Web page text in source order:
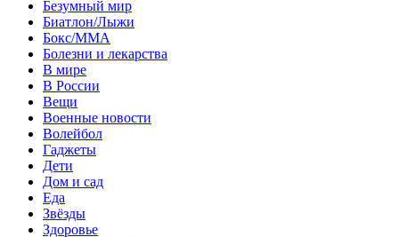
Безумный мир
Биатлон/Лыжи
Бокс/MMA
Болезни и лекарства
В мире
В России
Вещи
Военные новости
Волейбол
Гаджеты
Дети
Дом и сад
Еда
Звёзды
Здоровье